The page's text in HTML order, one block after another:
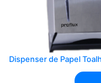
Dispenser de Papel